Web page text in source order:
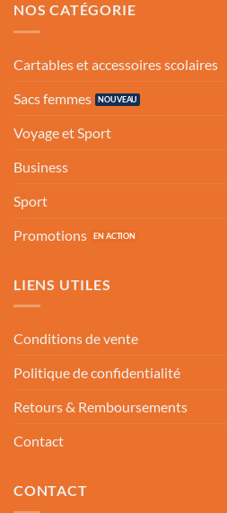
NOS CATÉGORIE
Cartables et accessoires scolaires
Sacs femmes
Voyage et Sport
Business
Sport
Promotions
LIENS UTILES
Conditions de vente
Politique de confidentialité
Retours & Remboursements
Contact
CONTACT